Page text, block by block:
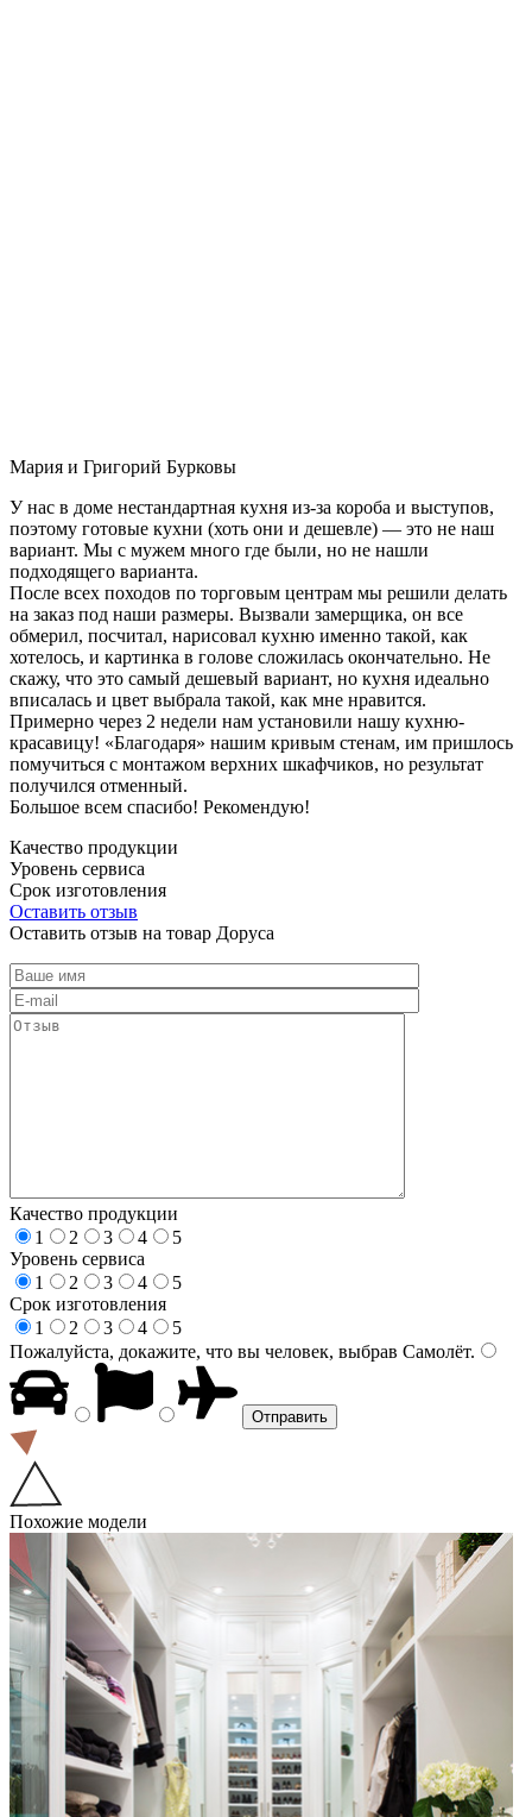
Мария и Григорий Бурковы
У нас в доме нестандартная кухня из-за короба и выступов,
поэтому готовые кухни (хоть они и дешевле) — это не наш
вариант. Мы с мужем много где были, но не нашли
подходящего варианта.
После всех походов по торговым центрам мы решили делать
на заказ под наши размеры. Вызвали замерщика, он все
обмерил, посчитал, нарисовал кухню именно такой, как
хотелось, и картинка в голове сложилась окончательно. Не
скажу, что это самый дешевый вариант, но кухня идеально
вписалась и цвет выбрала такой, как мне нравится.
Примерно через 2 недели нам установили нашу кухню-
красавицу! «Благодаря» нашим кривым стенам, им пришлось
помучиться с монтажом верхних шкафчиков, но результат
получился отменный.
Большое всем спасибо! Рекомендую!
Качество продукции
Уровень сервиса
Срок изготовления
Оставить отзыв
Оставить отзыв на товар Доруса
Качество продукции
1
2 3 4
5
Уровень сервиса
1
2 3 4
5
Срок изготовления
1
2 3 4
5
Пожалуйста, докажите, что вы человек, выбрав Самолёт.
Похожие модели